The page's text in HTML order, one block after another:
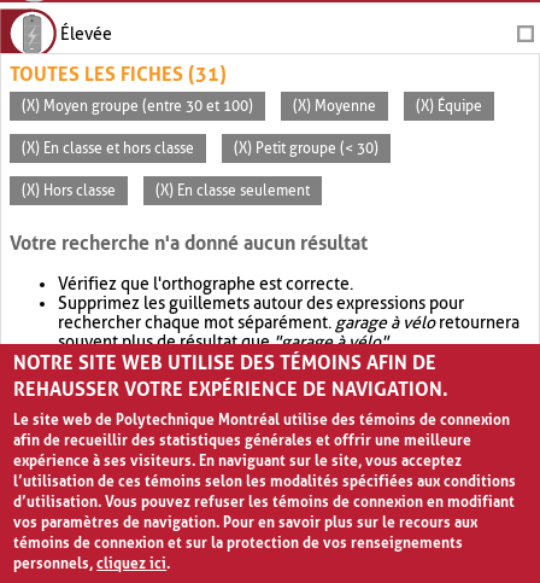
Élevée
TOUTES LES FICHES (31)
(X) Moyen groupe (entre 30 et 100) (X) Moyenne (X) Équipe
(X) En classe et hors classe (X) Petit groupe (< 30)
(X) Hors classe (X) En classe seulement
Votre recherche n'a donné aucun résultat
Vérifiez que l'orthographe est correcte.
Supprimez les guillemets autour des expressions pour
rechercher chaque mot séparément. garage à véloretournera
souvent plus de résultat que"garage à vélo".
Envisagez d'élargir votre recherche avec OR.garage OR vélo
retournera souvent plus de résultat quegarage à vélo
NOTRE SITE WEB UTILISE DES TÉMOINS AFIN DE
REHAUSSER VOTRE EXPÉRIENCE DE NAVIGATION.
Le site web de Polytechnique Montréal utilise des témoins de connexion
afin de recueillir des statistiques générales et offrir une meilleure
expérience à ses visiteurs. En naviguant sur le site, vous acceptez
l’utilisation de ces témoins selon les modalités spécifiées aux conditions
d’utilisation. Vous pouvez refuser les témoins de connexion en modifiant
vos paramètres de navigation. Pour en savoir plus sur le recours aux
témoins de connexion et sur la protection de vos renseignements
personnels,cliquez ici.